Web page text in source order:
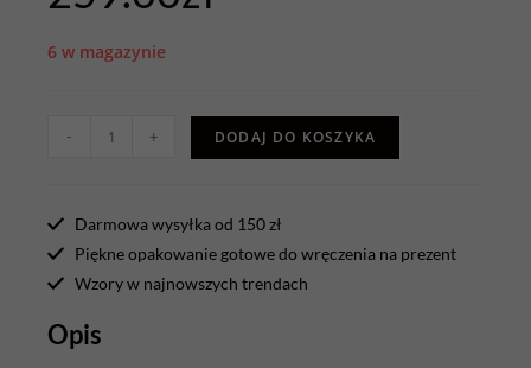
6 w magazynie
- + DODAJ DO KOSZYKA
Darmowa wysyłka od 150 zł
Piękne opakowanie gotowe do wręczenia na prezent
Wzory w najnowszych trendach
Opis